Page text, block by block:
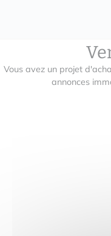
Vous avez un projet
annonces